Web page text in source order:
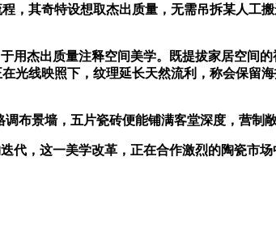
其奇特设想取杰出质量，无需吊拆某人工
杰出质量注释空间美学。既提拔家居空间
光线映照下，纹理延长天然流利，称会保留
景墙，五片瓷砖便能铺满客堂深度，营制敞
，这一美学改革，正在合作激烈的陶瓷市场